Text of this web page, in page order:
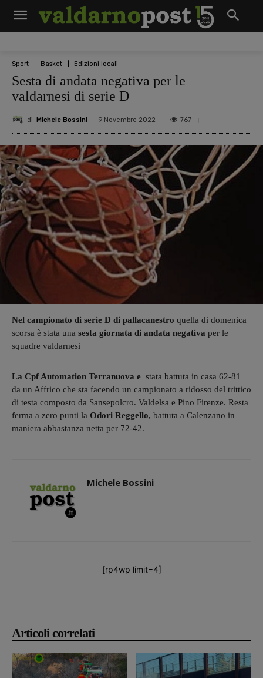
Sport Basket Edizioni locali
Sesta di andata negativa per le
valdarnesi di serie D
di Michele Bossini 9 Novembre 2022 767
Articoli correlati
Nel campionato di serie D di pallacanestro quella di domenica
scorsa è stata una sesta giornata di andata negativa per le
squadre valdarnesi
La Cpf Automation Terranuova e stata battuta in casa 62-81
da un Affrico che sta facendo un campionato a ridosso del trittico
di testa composto da Sansepolcro. Valdelsa e Pino Firenze. Resta
ferma a zero punti la Odori Reggello, battuta a Calenzano in
maniera abbastanza netta per 72-42.
Michele Bossini
[rp4wp limit=4]